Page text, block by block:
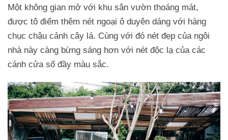
Một không gian mở với khu sân vườn thoáng mát,
được tô điểm thêm nét ngoại ô duyên dáng với hàng
chục chậu cảnh cây lá. Cùng với đó nét đẹp của ngôi
nhà này càng bừng sáng hơn với nét độc lạ của các
cánh cửa sổ đầy màu sắc.